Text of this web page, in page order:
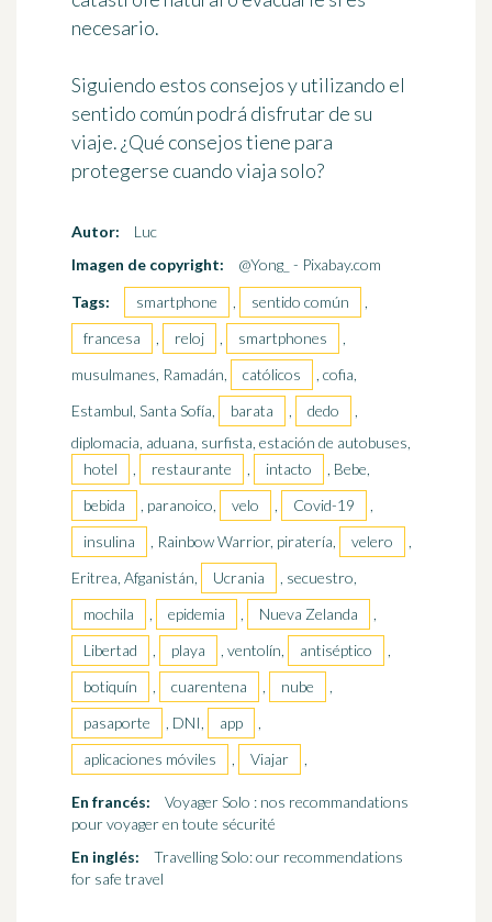
necesario.
Siguiendo estos consejos y utilizando el
sentido común podrá disfrutar de su
viaje. ¿Qué consejos tiene para
protegerse cuando viaja solo?
Autor:
Luc
Imagen de copyright:
@Yong_ - Pixabay.com
Tags:
smartphone , sentido común
,
francesa
, reloj , smartphones
,
musulmanes, Ramadán,
católicos
, cofia,
Estambul, Santa Sofía,
barata , dedo
,
diplomacia, aduana, surfista, estación de autobuses,
hotel
, restaurante , intacto
, Bebe,
bebida
, paranoico, velo , Covid-19
,
insulina
, Rainbow Warrior, piratería, velero
,
Eritrea, Afganistán,
Ucrania
, secuestro,
mochila
, epidemia , Nueva Zelanda
,
Libertad
, playa , ventolín, antiséptico
,
botiquín
, cuarentena , nube
,
pasaporte
, DNI, app
,
aplicaciones móviles
, Viajar ,
En francés:
Voyager Solo : nos recommandations
pour voyager en toute sécurité
En inglés:
Travelling Solo: our recommendations
for safe travel